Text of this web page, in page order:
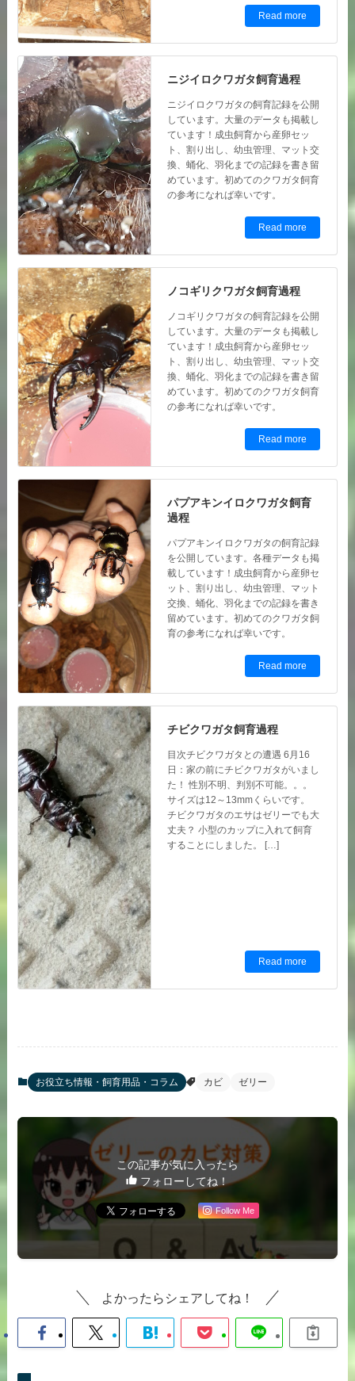
Read more
ニジイロクワガタ飼育過程
ニジイロクワガタの飼育記録を公開
しています。大量のデータも掲載し
ています！成虫飼育から産卵セッ
ト、割り出し、幼虫管理、マット交
換、蛹化、羽化までの記録を書き留
めています。初めてのクワガタ飼育
の参考になれば幸いです。
Read more
ノコギリクワガタ飼育過程
ノコギリクワガタの飼育記録を公開
しています。大量のデータも掲載し
ています！成虫飼育から産卵セッ
ト、割り出し、幼虫管理、マット交
換、蛹化、羽化までの記録を書き留
めています。初めてのクワガタ飼育
の参考になれば幸いです。
Read more
パプアキンイロクワガタ飼育
過程
パプアキンイロクワガタの飼育記録
を公開しています。各種データも掲
載しています！成虫飼育から産卵セ
ット、割り出し、幼虫管理、マット
交換、蛹化、羽化までの記録を書き
留めています。初めてのクワガタ飼
育の参考になれば幸いです。
Read more
チビクワガタ飼育過程
目次チビクワガタとの遭遇 6月16
日：家の前にチビクワガタがいまし
た！ 性別不明、判別不可能。。。
サイズは12～13mmくらいです。
チビクワガタのエサはゼリーでも大
丈夫？ 小型のカップに入れて飼育
することにしました。 […]
Read more
お役立ち情報・飼育用品・コラム カビ ゼリー
この記事が気に入ったら
フォローしてね！
Follow Me
よかったらシェアしてね！